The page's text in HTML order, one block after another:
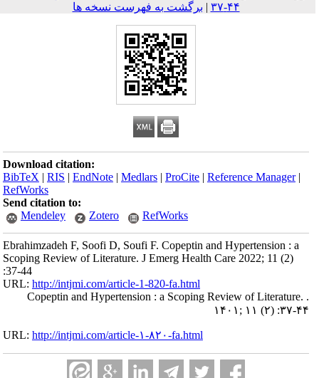
۴۴-۳۷
| برگشت به فهرست نسخه ها
Download citation:
BibTeX |RIS |EndNote |Medlars |ProCite |Reference Manager
RefWorks
Send citation to:
Mendeley
Zotero RefWorks
Ebrahimzadeh F, Soofi D, Soufi F. Copeptin and Hypertension : a
Scoping Review of Literature. J Emerg Health Care 2022; 11 (2)
:37-44
URL:http://intjmi.com/article-1-820-fa.html
Copeptin and Hypertension : a Scoping Review of Literature. .
۱۴۰۱; ۱۱ (۲) :۳۷-۴۴
URL:http://intjmi.com/article-۱-۸۲۰-fa.html